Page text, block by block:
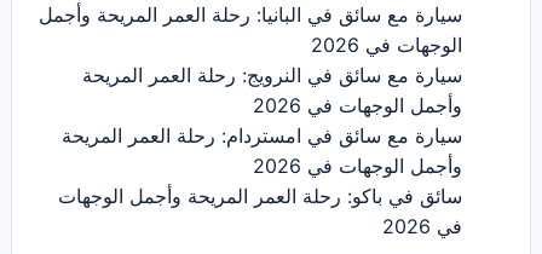
سيارة مع سائق في البانيا: رحلة العمر المريحة وأجمل
الوجهات في 2026
سيارة مع سائق في النرويج: رحلة العمر المريحة
وأجمل الوجهات في 2026
سيارة مع سائق في امستردام: رحلة العمر المريحة
وأجمل الوجهات في 2026
سائق في باكو: رحلة العمر المريحة وأجمل الوجهات
في 2026